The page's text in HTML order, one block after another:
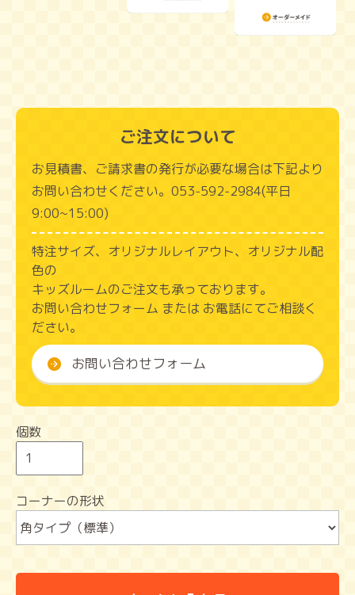
ご注文について
お見積書、ご請求書の発行が必要な場合は下記より
お問い合わせください。053‑592‑2984(平日
9:00~15:00)
特注サイズ、オリジナルレイアウト、オリジナル配
色の
キッズルームのご注文も承っております。
お問い合わせフォーム または お電話にてご相談く
ださい。
お問い合わせフォーム
個数
コーナーの形状